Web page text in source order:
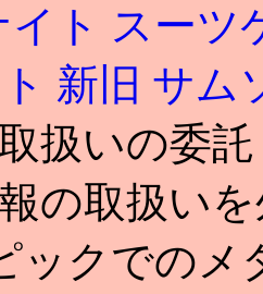
イト スーツ
新旧 サム
扱いの委
の取扱い
ックでのメ